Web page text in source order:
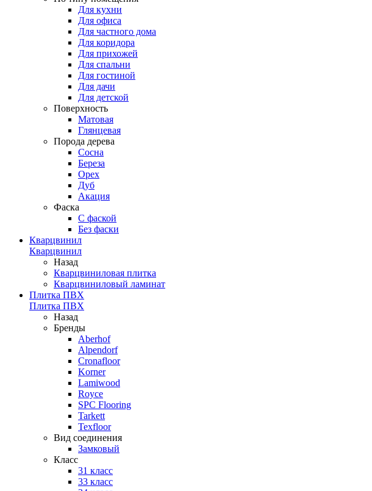
Для кухни
Для офиса
Для частного дома
Для коридора
Для прихожей
Для спальни
Для гостиной
Для дачи
Для детской
Поверхность
Матовая
Глянцевая
Порода дерева
Сосна
Береза
Орех
Дуб
Акация
Фаска
С фаской
Без фаски
Кварцвинил
Кварцвинил
Назад
Кварцвиниловая плитка
Кварцвиниловый ламинат
Плитка ПВХ
Плитка ПВХ
Назад
Бренды
Aberhof
Alpendorf
Cronafloor
Korner
Lamiwood
Royce
SPC Flooring
Tarkett
Texfloor
Вид соединения
Замковый
Класс
31 класс
33 класс